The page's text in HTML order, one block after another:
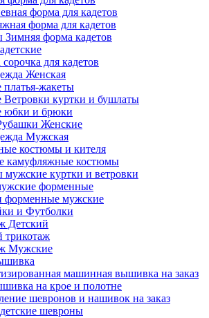
форма для кадетов
форма для кадетов
Зимняя форма кадетов
для кадетов
Женская
жакеты
Ветровки куртки и бушлаты
юбки и брюки
Женские
Мужская
костюмы и кителя
камуфляжные костюмы
мужские куртки и ветровки
форменные
форменные мужские
и Футболки
Детский
трикотаж
Мужские
машинная вышивка на заказ
на крое и полотне
шевронов и нашивок на заказ
шевроны